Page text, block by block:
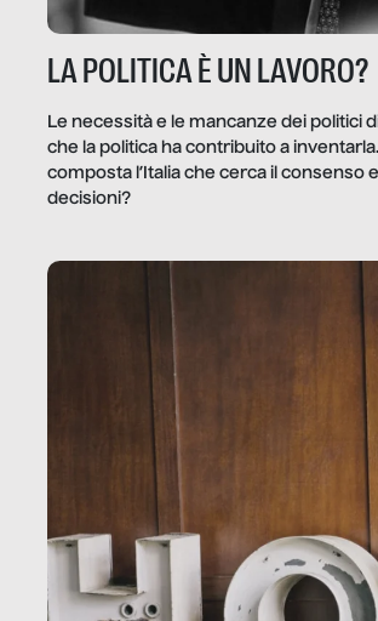
LA POLITICA È UN LAVORO?
Le necessità e le mancanze dei politici
che la politica ha contribuito a
composta l’Italia che cerca il consenso
decisioni?